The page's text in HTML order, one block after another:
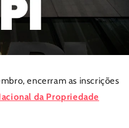
encerram as inscrições
da Propriedade